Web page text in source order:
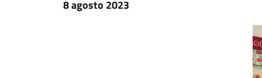
8 agosto 2023